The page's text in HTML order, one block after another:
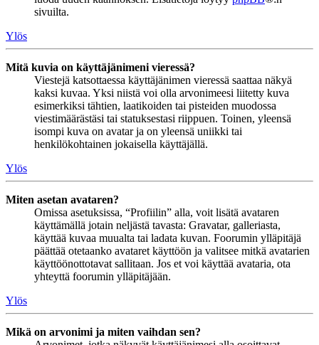
sivuilta.
Ylös
Mitä kuvia on käyttäjänimeni vieressä?
Viestejä katsottaessa käyttäjänimen vieressä saattaa näkyä
kaksi kuvaa. Yksi niistä voi olla arvonimeesi liitetty kuva
esimerkiksi tähtien, laatikoiden tai pisteiden muodossa
viestimäärästäsi tai statuksestasi riippuen. Toinen, yleensä
isompi kuva on avatar ja on yleensä uniikki tai
henkilökohtainen jokaisella käyttäjällä.
Ylös
Miten asetan avataren?
Omissa asetuksissa, “Profiilin” alla, voit lisätä avataren
käyttämällä jotain neljästä tavasta: Gravatar, galleriasta,
käyttää kuvaa muualta tai ladata kuvan. Foorumin ylläpitäjä
päättää otetaanko avataret käyttöön ja valitsee mitkä avatarien
käyttöönottotavat sallitaan. Jos et voi käyttää avataria, ota
yhteyttä foorumin ylläpitäjään.
Ylös
Mikä on arvonimi ja miten vaihdan sen?